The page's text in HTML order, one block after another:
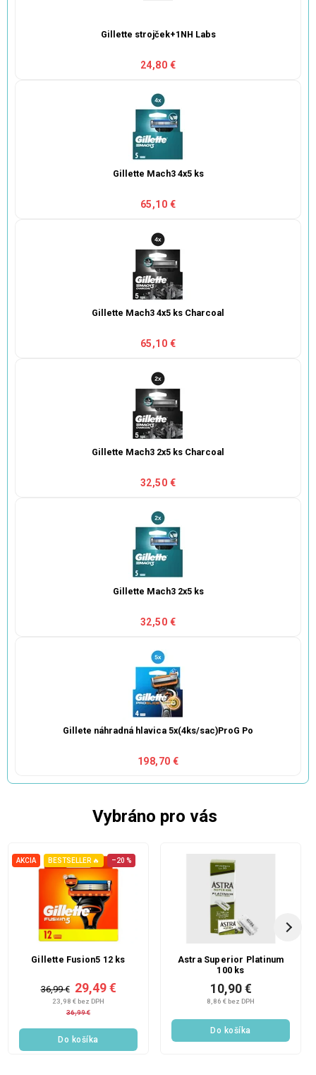
Gillette strojček+1NH Labs
24,80 €
Gillette Mach3 4x5 ks
65,10 €
Gillette Mach3 4x5 ks Charcoal
65,10 €
Gillette Mach3 2x5 ks Charcoal
32,50 €
Gillette Mach3 2x5 ks
32,50 €
Gillete náhradná hlavica 5x(4ks/sac)ProG Po
198,70 €
Vybráno pro vás
AKCIA BESTSELLER 🔥 –20 %
Gillette Fusion5 12 ks
36,99 €
23,98 € bez DPH
36,99 €
29,49 €
Do košíka
Astra Superior Platinum
100 ks
8,86 € bez DPH
10,90 €
Do košíka